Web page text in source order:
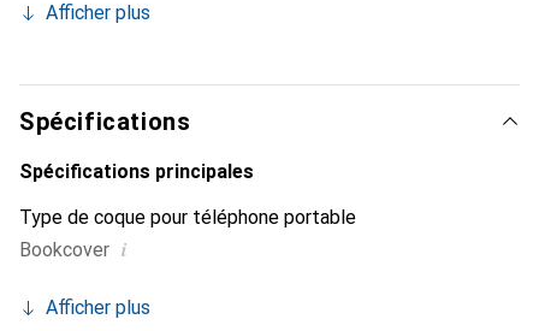
et indispensable de votre smartphone. Reconnaître
marque Noreve est un choix sûr pour une clientèle
exigeante.
Afficher plus
Spécifications
Spécifications principales
Type de coque pour téléphone portable
Bookcover i
Afficher plus